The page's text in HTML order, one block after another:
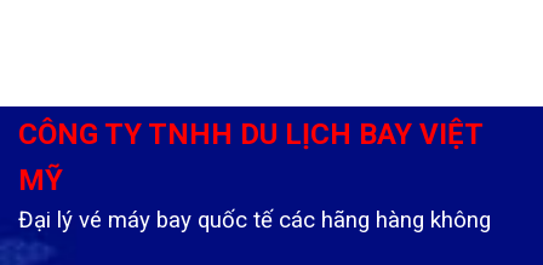
CÔNG TY TNHH DU LỊCH BAY VIỆT
MỸ
Đại lý vé máy bay quốc tế các hãng hàng không